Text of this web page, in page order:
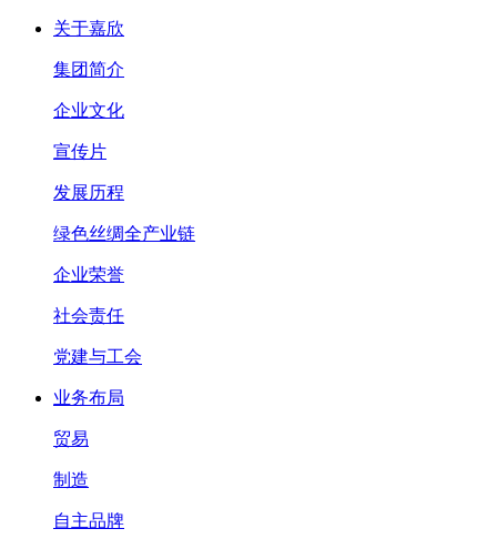
关于嘉欣
集团简介
企业文化
宣传片
发展历程
绿色丝绸全产业链
企业荣誉
社会责任
党建与工会
业务布局
贸易
制造
自主品牌